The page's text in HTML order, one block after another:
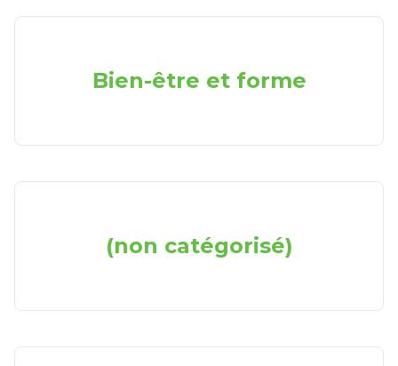
Bien-être et forme
(non catégorisé)